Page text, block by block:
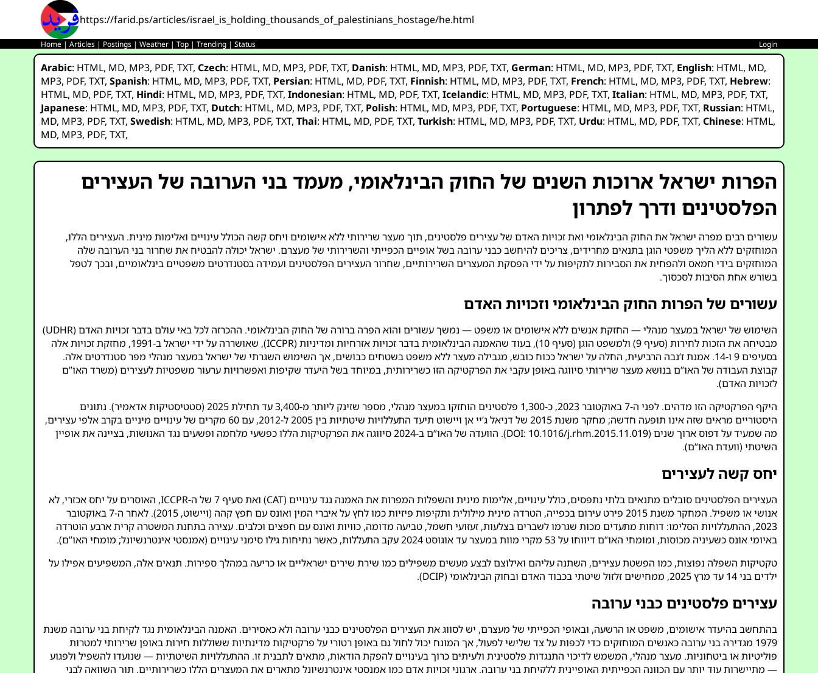
https://farid.ps/articles/israel_is_holding_thousands_of_palestinians_hostage/he.html
Home |Articles | Postings |Weather |Top |Trending |Status Login
Arabic: HTML, MD, MP3, PDF,TXT,Czech: HTML, MD, MP3, PDF,TXT, Danish: HTML, MD, MP3, PDF,TXT, German: HTML, MD, MP3, PDF,TXT, English: HTML, MD,
MP3, PDF,TXT,Spanish: HTML, MD, MP3, PDF,TXT, Persian: HTML, MD, PDF,TXT, Finnish: HTML, MD, MP3, PDF,TXT, French: HTML, MD, MP3, PDF,TXT, Hebrew:
HTML, MD, PDF,TXT, Hindi: HTML, MD, MP3, PDF,TXT,Indonesian: HTML, MD, PDF,TXT,Icelandic: HTML, MD, MP3, PDF,TXT,Italian: HTML, MD, MP3, PDF,TXT,
Japanese: HTML, MD, MP3, PDF,TXT, Dutch: HTML, MD, MP3, PDF,TXT, Polish: HTML, MD, MP3, PDF,TXT, Portuguese: HTML, MD, MP3, PDF,TXT, Russian: HTML,
MD, MP3, PDF,TXT,Swedish: HTML, MD, MP3, PDF,TXT,Thai: HTML, MD, PDF,TXT,Turkish: HTML, MD, MP3, PDF,TXT, Urdu: HTML, MD, PDF,TXT,Chinese: HTML,
MD, MP3, PDF,TXT,
הפרות ישראל ארוכות השנים של החוק הבינלאומי, מעמד בני הערובה של העצירים
הפלסטינים ודרך לפתרון
עשורים רבים מפרה ישראל את החוק הבינלאומי ואת זכויות האדם של עצירים פלסטינים, תוך מעצר שרירותי ללא אישומים ויחס קשה הכולל עינויים ואלימות מינית. העצירים הללו,
המוחזקים ללא הליך משפטי הוגן בתנאים מחרידים, צריכים להיחשב כבני ערובה בשל אופיים הכפייתי והשרירותי של מעצרם. ישראל יכולה להבטיח את שחרור בני הערובה שלה
המוחזקים בידי חמאס ולהפחית את הסבירות לתקיפות על ידי הפסקת המעצרים השרירותיים, שחרור העצירים הפלסטינים ועמידה בסטנדרטים משפטיים בינלאומיים, ובכך לטפל
בשורש אחת הסיבות לסכסוך.
עשורים של הפרות החוק הבינלאומי וזכויות האדם
השימוש של ישראל במעצר מנהלי — החזקת אנשים ללא אישומים או משפט — נמשך עשורים והוא הפרה ברורה של החוק הבינלאומי. ההכרזה לכל באי עולם בדבר זכויות האדם (UDHR)
מבטיחה את הזכות לחירות (סעיף 9) ולמשפט הוגן (סעיף 10), בעוד שהאמנה הבינלאומית בדבר זכויות אזרחיות ומדיניות (ICCPR), שאושררה על ידי ישראל ב-1991, מחזקת זכויות אלה
בסעיפים 9 ו-14. אמנת ז’נבה הרביעית, החלה על ישראל ככוח כובש, מגבילה מעצר ללא משפט בשטחים כבושים, אך השימוש השגרתי של ישראל במעצר מנהלי מפר סטנדרטים אלה.
קבוצת העבודה של האו”ם בנושא מעצר שרירותי סיווגה באופן עקבי את הפרקטיקה הזו כשרירותית, במיוחד בשל היעדר שקיפות ואפשרויות ערעור משפטיות לעצירים (משרד האו”ם
לזכויות האדם).
היקף הפרקטיקה הזו מדהים. לפני ה-7 באוקטובר 2023, כ-1,300 פלסטינים הוחזקו במעצר מנהלי, מספר שזינק ליותר מ-3,400 עד תחילת 2025 (
סטטיסטיקות אדאמיר). נתונים
היסטוריים מראים שזה אינו תופעה חדשה; מחקר משנת 2015 של דניאל ג’יי אן ויישוט תיעד התעללויות שיטתיות בין 2005 ל-2012, עם 60 מקרים של עינויים מיניים בקרב אלפי עצירים,
מה שמעיד על דפוס ארוך שנים (DOI: 10.1016/j.rhm.2015.11.019
). הוועדה של האו”ם ב-2024 סיווגה את הפרקטיקות הללו כפשעי מלחמה ופשעים נגד האנושות, בציינה את אופיין
השיטתי (וועדת האו”ם).
יחס קשה לעצירים
העצירים הפלסטינים סובלים מתנאים בלתי נתפסים, כולל עינויים, אלימות מינית והשפלות המפרות את האמנה נגד עינויים (CAT) ואת סעיף 7 של ה-ICCPR, האוסרים על יחס אכזרי, לא
אנושי או משפיל. המחקר משנת 2015 פירט עירום בכפייה, הטרדה מינית מילולית ותקיפות פיזיות כמו לחץ על איברי המין ואונס עם חפץ קהה (
ויישוט, 2015
). לאחר ה-7 באוקטובר
2023, ההתעללויות הסלימו: דוחות מתעדים מכות שגרמו לשברים בצלעות, זעזועי חשמל, טביעה מדומה, כוויות ואונס עם חפצים וכלבים. עצירה בתחנת המשטרה קרית ארבע הוטרדה
באיומי אונס כשעיניה מכוסות, ומומחי האו”ם דיווחו על 53 מקרי מוות במעצר עד אוגוסט 2024 עקב התעללות, כאשר נתיחות גילו סימני עינויים (
אמנסטי אינטרנשיונל; מומחי האו”ם).
טקטיקות השפלה נפוצות, כמו הפשטת עצירים, השתנה עליהם ואילוצם לבצע מעשים משפילים כמו שירת שירים ישראליים או כריעה במהלך ספירות. תנאים אלה, המשפיעים אפילו על
ילדים בני 14 עד מרץ 2025, ממחישים זלזול שיטתי בכבוד האדם ובחוק הבינלאומי (
DCIP
).
עצירים פלסטינים כבני ערובה
בהתחשב בהיעדר אישומים, משפט או הרשעה, ובאופי הכפייתי של מעצרם, יש לסווג את העצירים הפלסטינים כבני ערובה ולא כאסירים. האמנה הבינלאומית נגד לקיחת בני ערובה משנת
1979 מגדירה בני ערובה כאנשים המוחזקים כדי לכפות על צד שלישי לפעול, אך המונח יכול לחול גם באופן רטורי על פרקטיקות מדינתיות ששוללות חירות באופן שרירותי למטרות
פוליטיות או ביטחוניות. מעצר מנהלי, המשמש לדיכוי התנגדות פלסטינית ולעיתים כרוך בעינויים להפקת הודאות, מתאים לתבנית זו. ההתעללויות השיטתיות — שנועדו להשפיל ולפגוע
— מתיישרות עוד יותר עם הכוונה הכפייתית האופיינית ללקיחת בני ערובה. ארגוני זכויות אדם כמו אמנסטי אינטרנשיונל מתארים את המעצרים הללו כשרירותיים, תוך השוואה לבני